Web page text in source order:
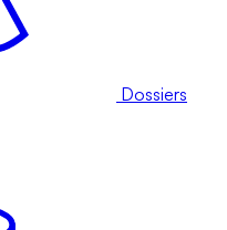
Dossiers